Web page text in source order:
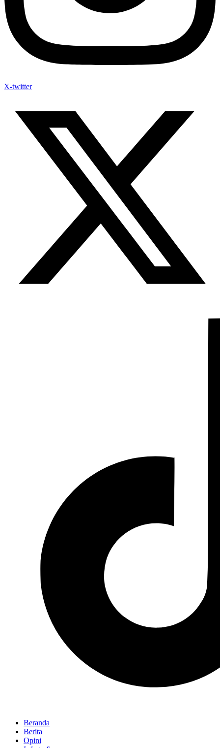
X-twitter
Beranda
Berita
Opini